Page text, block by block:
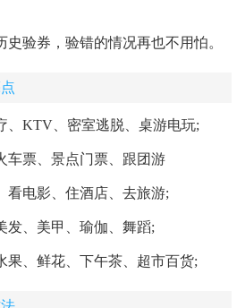
验券，验错的情况再也不用怕。
、KTV、密室逃脱、桌游电玩;
车票、景点门票、跟团游
看电影、住酒店、去旅游;
发、美甲、瑜伽、舞蹈;
果、鲜花、下午茶、超市百货;